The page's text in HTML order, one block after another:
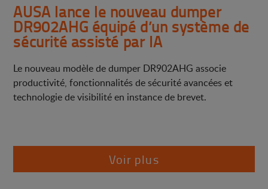
AUSA lance le nouveau dumper
DR902AHG équipé d’un système de
sécurité assisté par IA
Le nouveau modèle de dumper DR902AHG associe
productivité, fonctionnalités de sécurité avancées et
technologie de visibilité en instance de brevet.
Voir plus